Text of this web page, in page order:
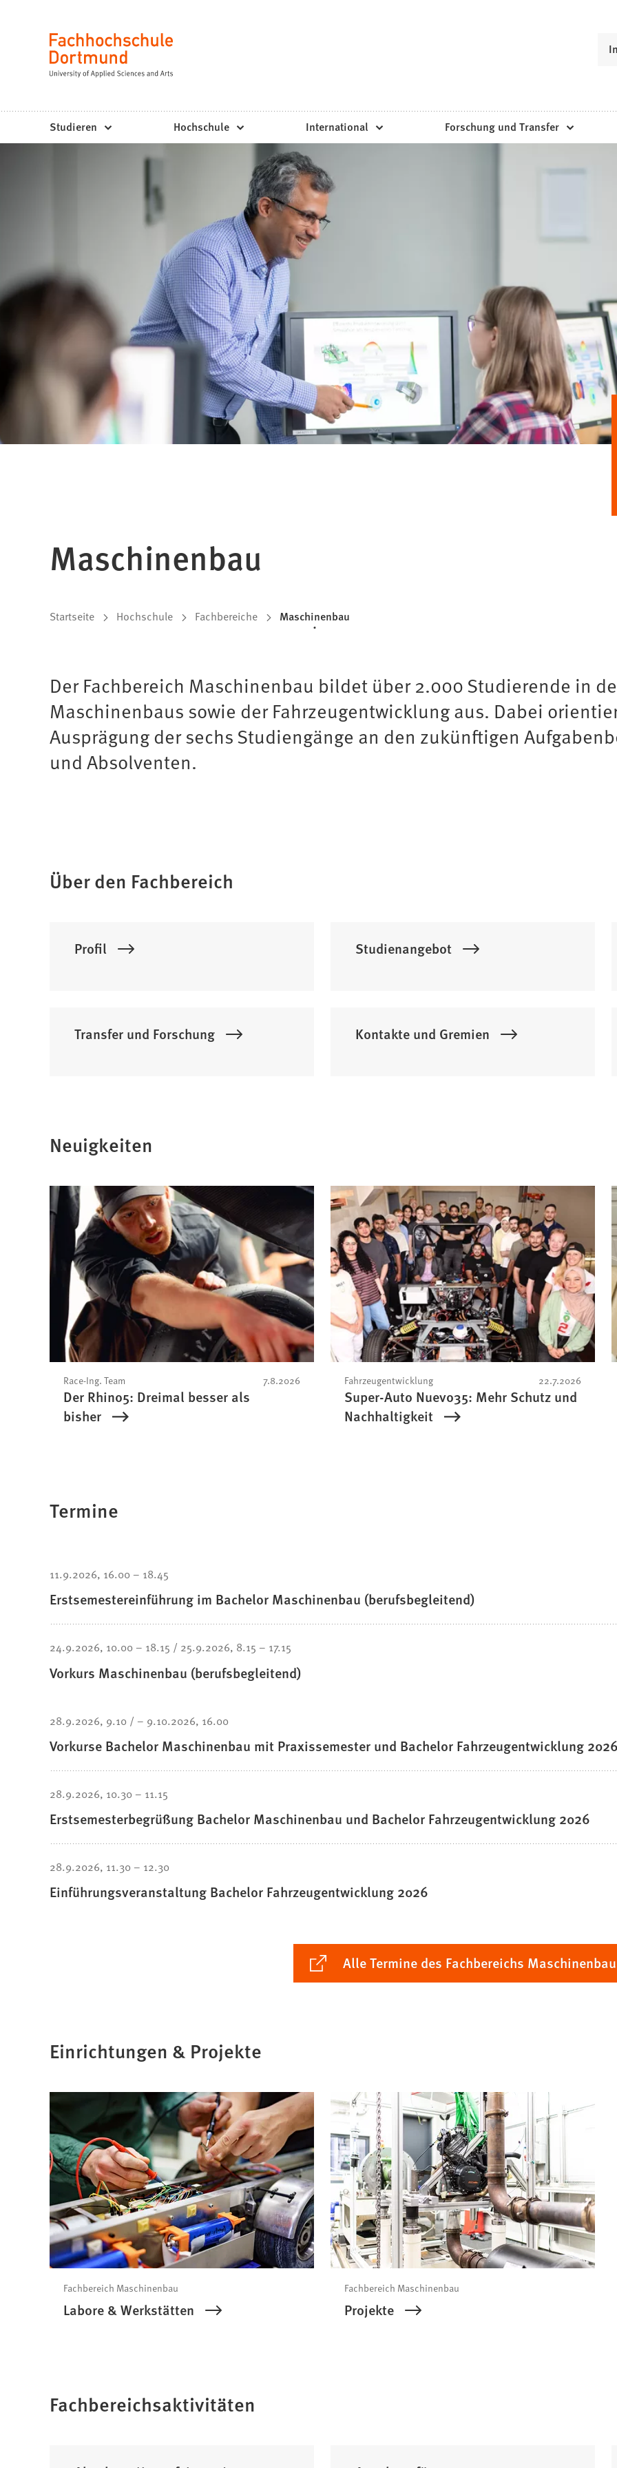
Dortmund
-
Studiengänge,
Bewerbung
Sprache
Studieren Hochschule International Forschung und Transfer
Maschinenbau
sich
hier:
Startseite Hochschule Fachbereiche Maschinenbau
Der Fachbereich Maschinenbau bildet über 2.000 Studierende in
Maschinenbaus sowie der Fahrzeugentwicklung aus. Dabei
Ausprägung der sechs Studiengänge an den zukünftigen
und Absolventen.
Über den Fachbereich
Profil Studienangebot
Transfer und Forschung Kontakte und Gremien
Neuigkeiten
7.8.2026
Race-Ing. Team
Der Rhino5: Dreimal besser als
bisher
22.7.2026
Fahrzeugentwicklung
Super-Auto Nuevo35: Mehr Schutz und
Nachhaltigkeit
Termine
11.9.2026 16.00 – 18.45
Erstsemestereinführung im Bachelor Maschinenbau (berufsbegleitend)
24.9.2026 10.00 – 18.15 25.9.2026 8.15 – 17.15
Vorkurs Maschinenbau (berufsbegleitend)
28.9.2026 9.10 – 9.10.2026 16.00
Vorkurse Bachelor Maschinenbau mit Praxissemester und Bachelor Fahrzeugentwicklung
28.9.2026 10.30 – 11.15
Erstsemesterbegrüßung Bachelor Maschinenbau und Bachelor Fahrzeugentwicklung 2026
28.9.2026 11.30 – 12.30
Einführungsveranstaltung Bachelor Fahrzeugentwicklung 2026
Alle Termine des Fachbereichs Maschinenbau
(Öffnet
in
Einrichtungen & Projekte
Fachbereich Maschinenbau
Labore & Werkstätten
Fachbereich Maschinenbau
Projekte
Fachbereichsaktivitäten